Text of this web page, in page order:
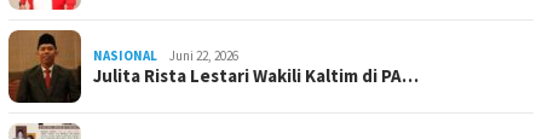
NASIONAL Juni 22, 2026
Julita Rista Lestari Wakili Kaltim di PA…